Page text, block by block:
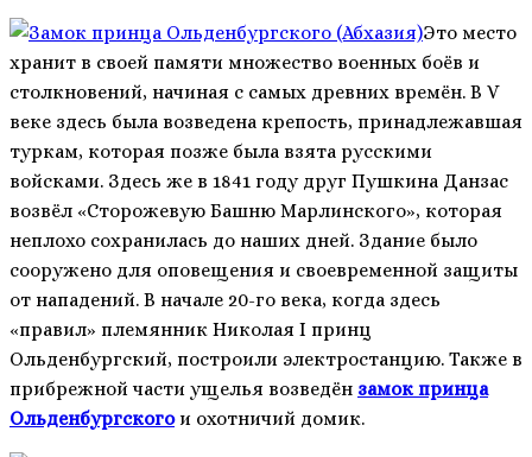
Это место
хранит в своей памяти множество военных боёв и
столкновений, начиная с самых древних времён. В V
веке здесь была возведена крепость, принадлежавшая
туркам, которая позже была взята русскими
войсками. Здесь же в 1841 году друг Пушкина Данзас
возвёл «Сторожевую Башню Марлинского», которая
неплохо сохранилась до наших дней. Здание было
сооружено для оповещения и своевременной защиты
от нападений. В начале 20-го века, когда здесь
«правил» племянник Николая I принц
Ольденбургский, построили электростанцию. Также в
прибрежной части ущелья возведён замок принца
Ольденбургскогои охотничий домик.